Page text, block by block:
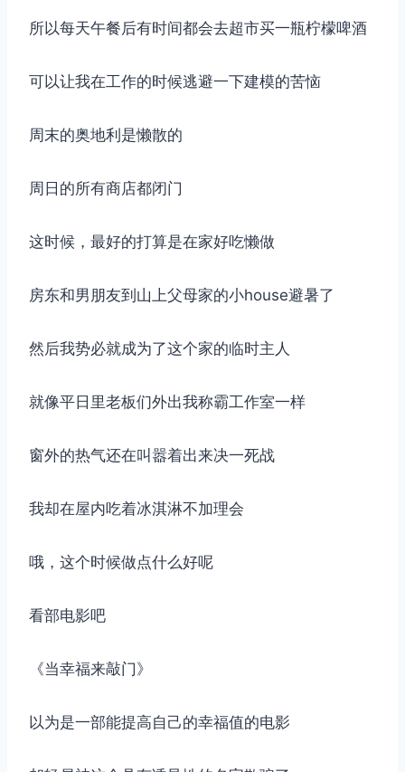
所以每天午餐后有时间都会去超市买一瓶柠檬啤酒
可以让我在工作的时候逃避一下建模的苦恼
周末的奥地利是懒散的
周日的所有商店都闭门
这时候，最好的打算是在家好吃懒做
房东和男朋友到山上父母家的小house避暑了
然后我势必就成为了这个家的临时主人
就像平日里老板们外出我称霸工作室一样
窗外的热气还在叫嚣着出来决一死战
我却在屋内吃着冰淇淋不加理会
哦，这个时候做点什么好呢
看部电影吧
《当幸福来敲门》
以为是一部能提高自己的幸福值的电影